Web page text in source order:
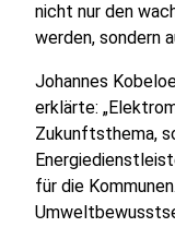
nicht nur den
werden, sondern
Johannes
erklärte:
Zukunftsthema,
für die